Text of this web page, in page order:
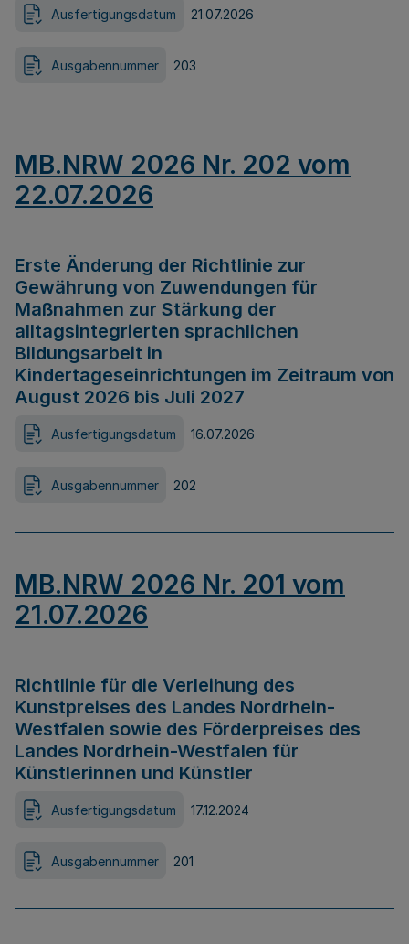
Ausfertigungsdatum 21.07.2026
Ausgabennummer 203
MB.NRW 2026 Nr. 202 vom
22.07.2026
Erste Änderung der Richtlinie zur
Gewährung von Zuwendungen für
Maßnahmen zur Stärkung der
alltagsintegrierten sprachlichen
Bildungsarbeit in
Kindertageseinrichtungen im Zeitraum von
August 2026 bis Juli 2027
Ausfertigungsdatum 16.07.2026
Ausgabennummer 202
MB.NRW 2026 Nr. 201 vom
21.07.2026
Richtlinie für die Verleihung des
Kunstpreises des Landes Nordrhein-
Westfalen sowie des Förderpreises des
Landes Nordrhein-Westfalen für
Künstlerinnen und Künstler
Ausfertigungsdatum 17.12.2024
Ausgabennummer 201